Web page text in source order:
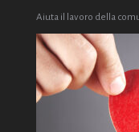
Aiuta il lavoro della